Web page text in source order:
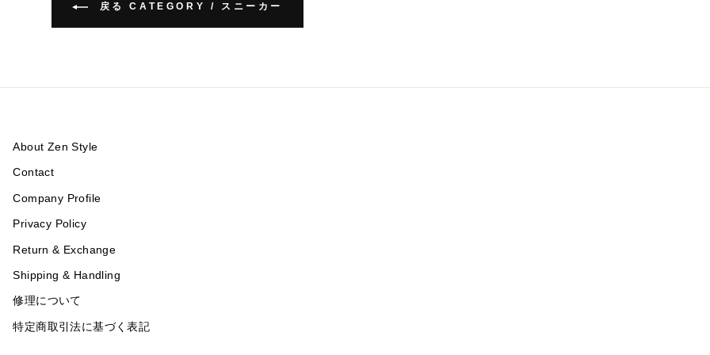
戻る CATEGORY / スニーカー
About Zen Style
Contact
Company Profile
Privacy Policy
Return & Exchange
Shipping & Handling
修理について
特定商取引法に基づく表記